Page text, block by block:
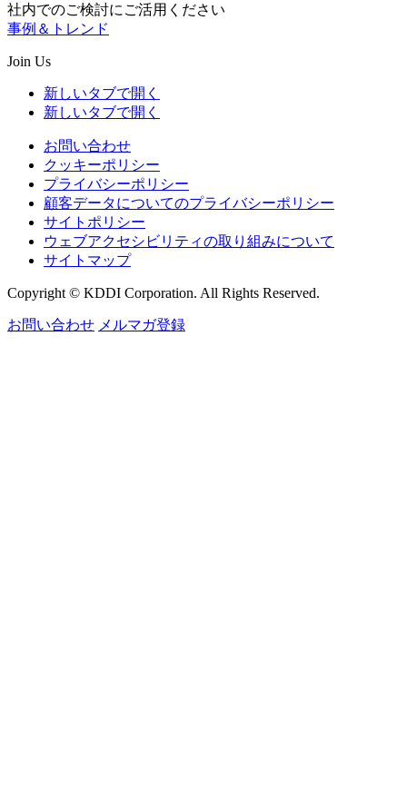
社内でのご検討にご活用ください
事例＆トレンド
Join Us
新しいタブで開く
新しいタブで開く
お問い合わせ
クッキーポリシー
プライバシーポリシー
顧客データについてのプライバシーポリシー
サイトポリシー
ウェブアクセシビリティの取り組みについて
サイトマップ
Copyright © KDDI Corporation. All Rights Reserved.
お問い合わせ メルマガ登録